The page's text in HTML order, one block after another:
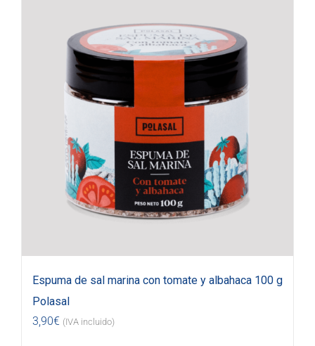
Espuma de sal marina con tomate y albahaca 100 g
Polasal
3,90€ (IVA incluido)